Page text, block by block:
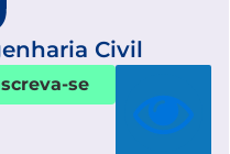
Civil
se